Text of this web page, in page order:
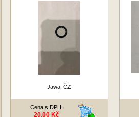
Jawa, ČZ
Cena s DPH:
20,00 Kč